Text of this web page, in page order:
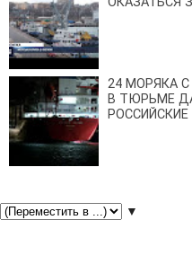
24 МОРЯКА
В ТЮРЬМЕ
▼